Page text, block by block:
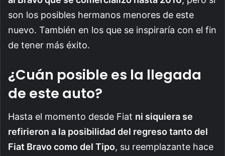
son los posibles hermanos menores de este
nuevo. También en los que se inspiraría con el fin
de tener más éxito.
¿Cuán posible es la llegada
de este auto?
Hasta el momento desde Fiat ni siquiera se
refirieron a la posibilidad del regreso tanto del
Fiat Bravo como del Tipo, su reemplazante hace